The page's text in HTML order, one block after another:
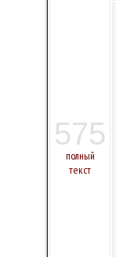
575
полный
текст